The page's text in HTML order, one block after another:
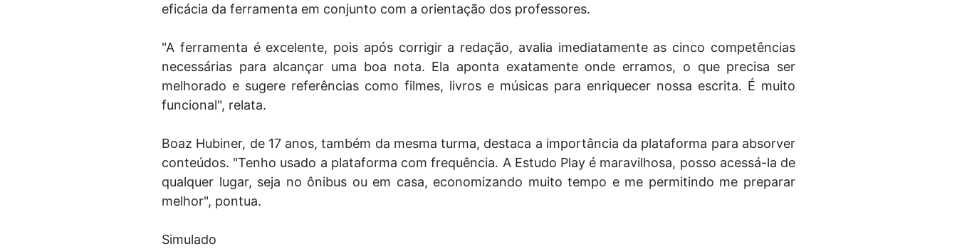
eficácia da ferramenta em conjunto com a orientação dos professores.
"A ferramenta é excelente, pois após corrigir a redação, avalia imediatamente as cinco competências
necessárias para alcançar uma boa nota. Ela aponta exatamente onde erramos, o que precisa ser
melhorado e sugere referências como filmes, livros e músicas para enriquecer nossa escrita. É muito
funcional", relata.
Boaz Hubiner, de 17 anos, também da mesma turma, destaca a importância da plataforma para absorver
conteúdos. "Tenho usado a plataforma com frequência. A Estudo Play é maravilhosa, posso acessá-la de
qualquer lugar, seja no ônibus ou em casa, economizando muito tempo e me permitindo me preparar
melhor", pontua.
Simulado